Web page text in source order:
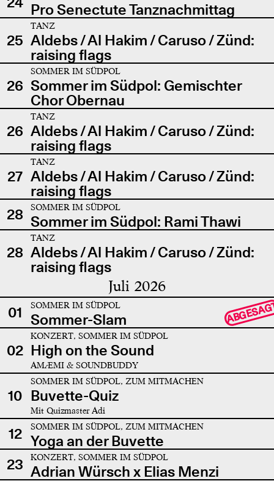
Pro Senectute Tanznachmittag
25
TANZ
Aldebs / Al Hakim / Caruso / Zünd:
raising flags
26
SOMMER IM SÜDPOL
Sommer im Südpol: Gemischter
Chor Obernau
26
TANZ
Aldebs / Al Hakim / Caruso / Zünd:
raising flags
27
TANZ
Aldebs / Al Hakim / Caruso / Zünd:
raising flags
28
SOMMER IM SÜDPOL
Sommer im Südpol: Rami Thawi
28
TANZ
Aldebs / Al Hakim / Caruso / Zünd:
raising flags
Juli 2026
01 SOMMER IM SÜDPOL
Sommer-Slam
02
KONZERT, SOMMER IM SÜDPOL
High on the Sound
AMÆMI & SOUNDBUDDY
10
SOMMER IM SÜDPOL, ZUM MITMACHEN
Buvette-Quiz
Mit Quizmaster Adi
12 SOMMER IM SÜDPOL, ZUM MITMACHEN
Yoga an der Buvette
23
KONZERT, SOMMER IM SÜDPOL
Adrian Würsch x Elias Menzi